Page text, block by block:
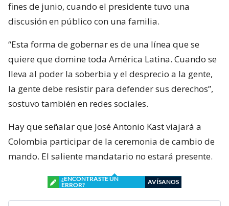
fines de junio, cuando el presidente tuvo una
discusión en público con una familia.
“Esta forma de gobernar es de una línea que se
quiere que domine toda América Latina. Cuando se
lleva al poder la soberbia y el desprecio a la gente,
la gente debe resistir para defender sus derechos”,
sostuvo también en redes sociales.
Hay que señalar que José Antonio Kast viajará a
Colombia participar de la ceremonia de cambio de
mando. El saliente mandatario no estará presente.
¿ENCONTRASTE UN
ERROR?
AVÍSANOS